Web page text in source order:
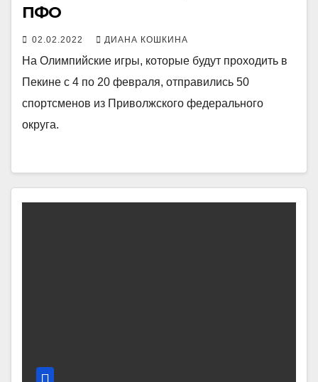
ПФО
02.02.2022 ДИАНА КОШКИНА
На Олимпийские игры, которые будут проходить в
Пекине с 4 по 20 февраля, отправились 50
спортсменов из Приволжского федерального
округа.